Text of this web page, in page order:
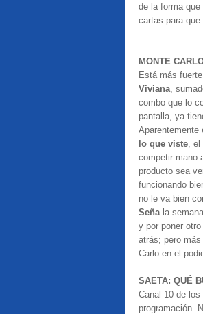
de la forma
cartas para
MONTE
Está más
Viviana,
combo que lo
pantalla, ya
Aparentemente
lo que viste, el
competir mano
producto sea
funcionando
no le va bien
Seña la
y por poner
atrás; pero
Carlo en el
SAETA: QUÉ
Canal 10 de
programación.